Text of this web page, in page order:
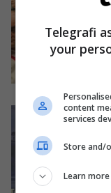
Telegrafi
your
content
services
Store and/
Learn more